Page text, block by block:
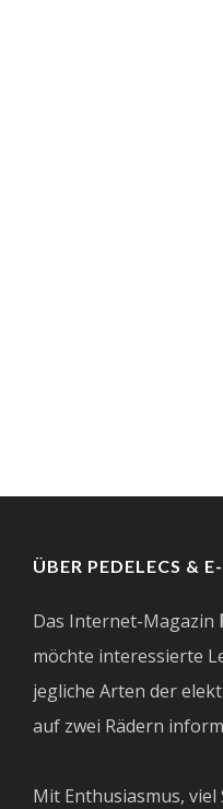
ÜBER PEDELECS &
Das Internet-Magazin
möchte interessierte
jegliche Arten der
auf zwei Rädern
Mit Enthusiasmus, viel